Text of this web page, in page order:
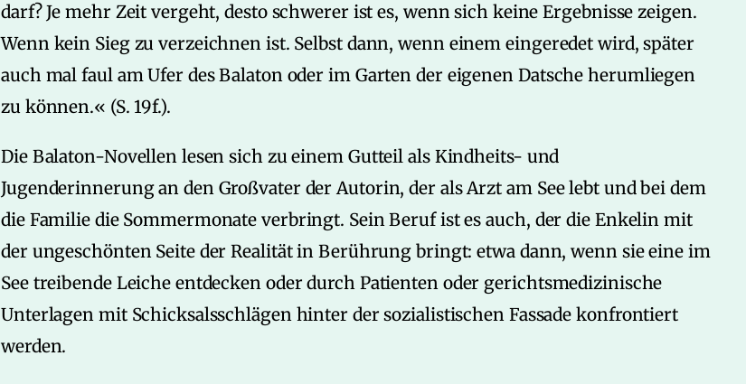
darf? Je mehr Zeit vergeht, desto schwerer ist es, wenn sich keine Ergebnisse zeigen.
Wenn kein Sieg zu verzeichnen ist. Selbst dann, wenn einem eingeredet wird, später
auch mal faul am Ufer des Balaton oder im Garten der eigenen Datsche herumliegen
zu können.« (S. 19f.).
Die Balaton-Novellen lesen sich zu einem Gutteil als Kindheits- und
Jugenderinnerung an den Großvater der Autorin, der als Arzt am See lebt und bei dem
die Familie die Sommermonate verbringt. Sein Beruf ist es auch, der die Enkelin mit
der ungeschönten Seite der Realität in Berührung bringt: etwa dann, wenn sie eine im
See treibende Leiche entdecken oder durch Patienten oder gerichtsmedizinische
Unterlagen mit Schicksalsschlägen hinter der sozialistischen Fassade konfrontiert
werden.